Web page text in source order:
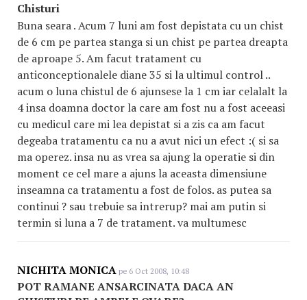
Chisturi
Buna seara . Acum 7 luni am fost depistata cu un chist
de 6 cm pe partea stanga si un chist pe partea dreapta
de aproape 5. Am facut tratament cu
anticonceptionalele diane 35 si la ultimul control ..
acum o luna chistul de 6 ajunsese la 1 cm iar celalalt la
4 insa doamna doctor la care am fost nu a fost aceeasi
cu medicul care mi lea depistat si a zis ca am facut
degeaba tratamentu ca nu a avut nici un efect :( si sa
ma operez. insa nu as vrea sa ajung la operatie si din
moment ce cel mare a ajuns la aceasta dimensiune
inseamna ca tratamentu a fost de folos. as putea sa
continui ? sau trebuie sa intrerup? mai am putin si
termin si luna a 7 de tratament. va multumesc
NICHITA MONICA pe 6 Oct 2008, 10:48
POT RAMANE ANSARCINATA DACA AN